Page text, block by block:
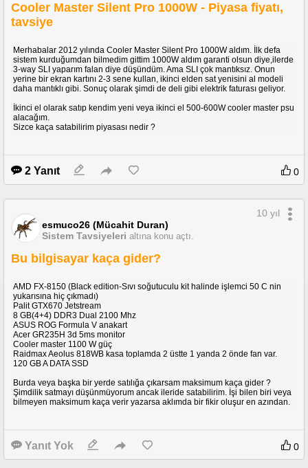
Cooler Master Silent Pro 1000W - Piyasa fiyatı,
tavsiye
Merhabalar 2012 yılında Cooler Master Silent Pro 1000W aldım. İlk defa
sistem kurduğumdan bilmedim gittim 1000W aldım garanti olsun diye,ilerde
3-way SLI yaparım falan diye düşündüm. Ama SLI çok mantıksız. Onun
yerine bir ekran kartını 2-3 sene kullan, ikinci elden sat yenisini al modeli
daha mantıklı gibi. Sonuç olarak şimdi de deli gibi elektrik faturası geliyor.
İkinci el olarak satıp kendim yeni veya ikinci el 500-600W cooler master psu
alacağım.
Sizce kaça satabilirim piyasası nedir ?
2 Yanıt 0
esmuco26 (Mücahit Duran)
Sistem Tavsiyeleri altına konu açtı.
10 yıl
Bu bilgisayar kaça gider?
AMD FX-8150 (Black edition-Sıvı soğutuculu kit halinde işlemci 50 C nin
yukarısına hiç çıkmadı)
Palit GTX670 Jetstream
8 GB(4+4) DDR3 Dual 2100 Mhz
ASUS ROG Formula V anakart
Acer GR235H 3d 5ms monitor
Cooler master 1100 W güç
Raidmax Aeolus 818WB kasa toplamda 2 üstte 1 yanda 2 önde fan var.
120 GB A DATA SSD
Burda veya başka bir yerde satılığa çıkarsam maksimum kaça gider ?
Şimdilik satmayı düşünmüyorum ancak ileride satabilirim. İşi bilen biri veya
bilmeyen maksimum kaça verir yazarsa aklımda bir fikir oluşur en azından.
Yanıt Yok 0